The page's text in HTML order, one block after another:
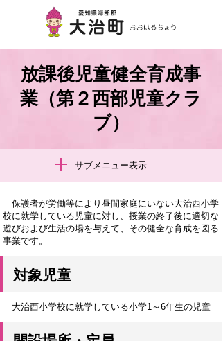
放課後児童健全育成事
業（第２西部児童クラ
ブ）
サブメニュー表示
保護者が労働等により昼間家庭にいない大治西小学
校に就学している児童に対し、授業の終了後に適切な
遊びおよび生活の場を与えて、その健全な育成を図る
事業です。
対象児童
大治西小学校に就学している小学1～6年生の児童